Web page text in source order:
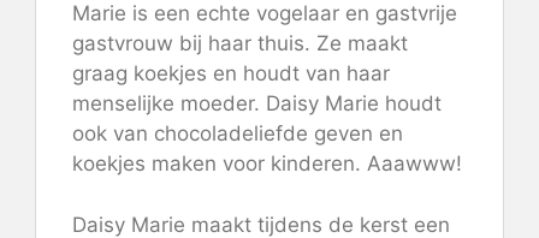
Marie is een echte vogelaar en gastvrije
gastvrouw bij haar thuis. Ze maakt
graag koekjes en houdt van haar
menselijke moeder. Daisy Marie houdt
ook van chocoladeliefde geven en
koekjes maken voor kinderen. Aaawww!
Daisy Marie maakt tijdens de kerst een